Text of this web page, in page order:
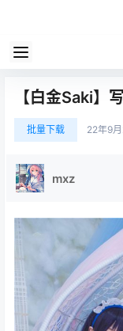
【白金Saki】
批量下载 22年9
mxz